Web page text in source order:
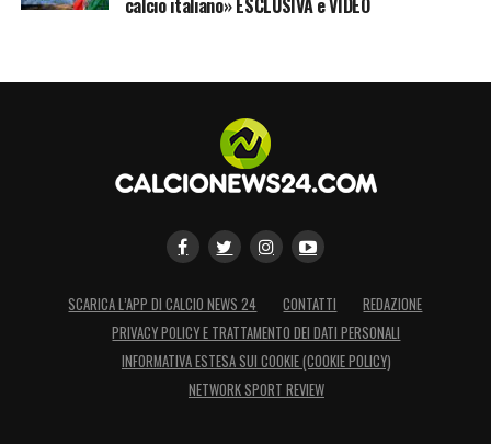
SCARICA L’APP DI CALCIO NEWS 24 CONTATTI
REDAZIONE
PRIVACY POLICY E TRATTAMENTO DEI DATI PERSONALI
INFORMATIVA ESTESA SUI COOKIE (COOKIE POLICY)
NETWORK SPORT REVIEW